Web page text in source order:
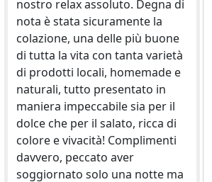
nostro relax assoluto. Degna di
nota è stata sicuramente la
colazione, una delle più buone
di tutta la vita con tanta varietà
di prodotti locali, homemade e
naturali, tutto presentato in
maniera impeccabile sia per il
dolce che per il salato, ricca di
colore e vivacità! Complimenti
davvero, peccato aver
soggiornato solo una notte ma